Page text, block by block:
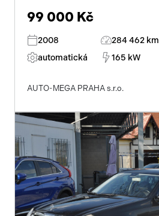
99 000 Kč
2008 284 462 km
automatická
165 kW
AUTO-MEGA PRAHA s.r.o.